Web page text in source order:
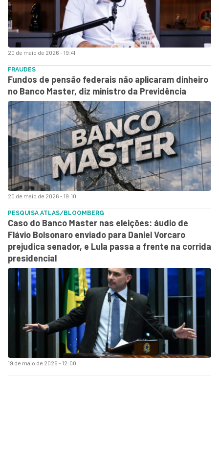
20 de maio de 2026 - 19:41
20 de maio de 2026 - 19:10
FRAUDES
Fundos de pensão federais não aplicaram dinheiro
no Banco Master, diz ministro da Previdência
19 de maio de 2026 - 12:00
PESQUISA ATLAS/BLOOMBERG
Caso do Banco Master nas eleições: áudio de
Flávio Bolsonaro enviado para Daniel Vorcaro
prejudica senador, e Lula passa a frente na corrida
presidencial